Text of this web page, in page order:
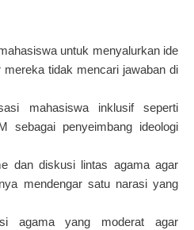
untuk menyalurkan ide
mereka tidak mencari jawaban di
mahasiswa inklusif seperti
sebagai penyeimbang ideologi
dan diskusi lintas agama agar
mendengar satu narasi yang
agama yang moderat agar